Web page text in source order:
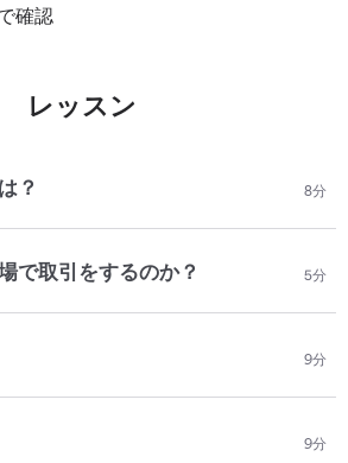
確認
レッスン
？ 8分
で取引をするのか？ 5分
9分
9分